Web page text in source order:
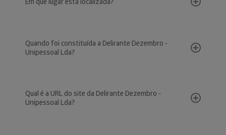
Quando foi constituída a Delirante Dezembro -
Unipessoal Lda?
Qual é a URL do site da Delirante Dezembro -
Unipessoal Lda?